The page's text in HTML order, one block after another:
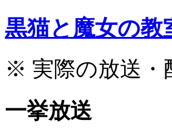
黒猫と魔女の教
※ 実際の放送・
一挙放送